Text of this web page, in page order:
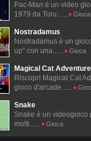
Pac-Man é un video
1979 da Toru......
Gioca
Nostradamus
Nostradamus è un
up" con una......
Gioca
Magical Cat Adventure
Riscopri Magical Cat
gioco d'arcade......
Snake
Snake è un videogioco
molti......
Gioca